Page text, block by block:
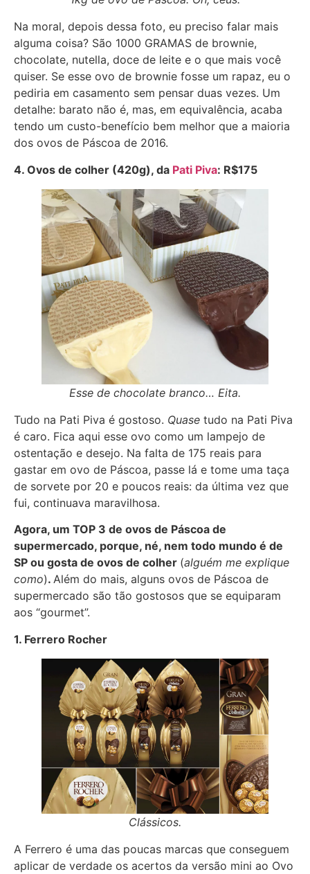
Na moral, depois dessa foto, eu preciso falar mais
alguma coisa? São 1000 GRAMAS de brownie,
chocolate, nutella, doce de leite e o que mais você
quiser. Se esse ovo de brownie fosse um rapaz, eu o
pediria em casamento sem pensar duas vezes. Um
detalhe: barato não é, mas, em equivalência, acaba
tendo um custo-benefício bem melhor que a maioria
dos ovos de Páscoa de 2016.
4. Ovos de colher (420g), da Pati Piva: R$175
Esse de chocolate branco… Eita.
Tudo na Pati Piva é gostoso. Quase tudo na Pati Piva
é caro. Fica aqui esse ovo como um lampejo de
ostentação e desejo. Na falta de 175 reais para
gastar em ovo de Páscoa, passe lá e tome uma taça
de sorvete por 20 e poucos reais: da última vez que
fui, continuava maravilhosa.
Agora, um TOP 3 de ovos de Páscoa de
supermercado, porque, né, nem todo mundo é de
SP ou gosta de ovos de colher (alguém me explique
como). Além do mais, alguns ovos de Páscoa de
supermercado são tão gostosos que se equiparam
aos “gourmet”.
1. Ferrero Rocher
Clássicos.
A Ferrero é uma das poucas marcas que conseguem
aplicar de verdade os acertos da versão mini ao Ovo